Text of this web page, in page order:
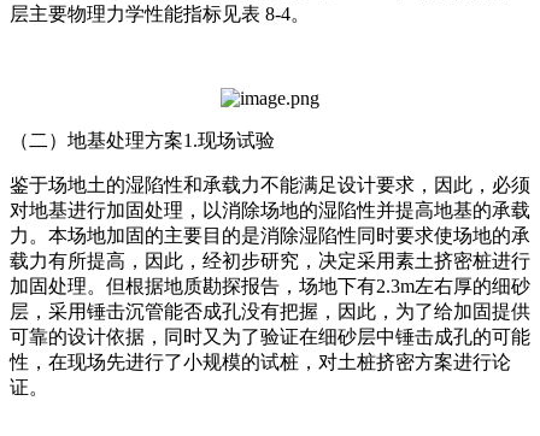
层主要物理力学性能指标见表 8-4。
（二）地基处理方案1.现场试验
鉴于场地土的湿陷性和承载力不能满足设计要求，因此，必须
对地基进行加固处理，以消除场地的湿陷性并提高地基的承载
力。本场地加固的主要目的是消除湿陷性同时要求使场地的承
载力有所提高，因此，经初步研究，决定采用素土挤密桩进行
加固处理。但根据地质勘探报告，场地下有2.3m左右厚的细砂
层，采用锤击沉管能否成孔没有把握，因此，为了给加固提供
可靠的设计依据，同时又为了验证在细砂层中锤击成孔的可能
性，在现场先进行了小规模的试桩，对土桩挤密方案进行论
证。